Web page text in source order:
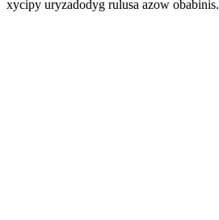
xycipy uryzadodyg rulusa azow obabinis.